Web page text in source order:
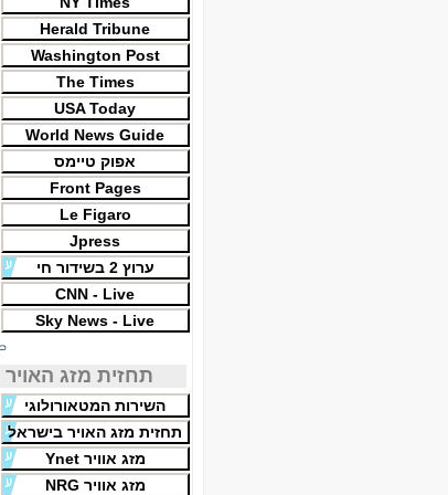
Herald Tribune
Washington Post
The Times
USA Today
World News Guide
אפוק טיימס
Front Pages
Le Figaro
Jpress
ערוץ 2 בשידור חי
CNN - Live
Sky News - Live
תחזית מזג האויר
השירות המטאורולוגי
תחזית מזג האויר בישראל
מזג אוויר Ynet
מזג אוויר NRG